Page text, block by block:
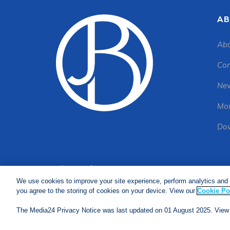
We use cookies to improve your site experience, perform
We use cookies to improve your site experience, perform analytics
you agree to the storing of cookies on your device. View our Cookie
The Media24 Privacy Notice was last updated on 01 August 2025.